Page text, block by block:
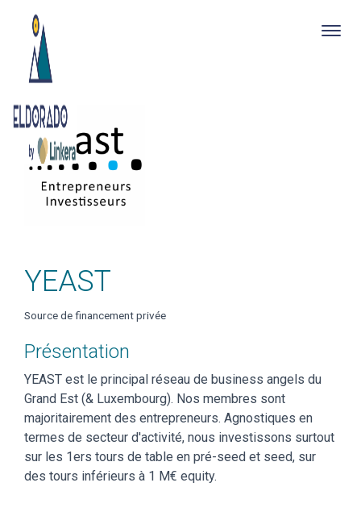
main
content
YEAST
Source de financement privée
Présentation
YEAST est le principal réseau de business angels du
Grand Est (& Luxembourg). Nos membres sont
majoritairement des entrepreneurs. Agnostiques en
termes de secteur d'activité, nous investissons surtout
sur les 1ers tours de table en pré-seed et seed, sur
des tours inférieurs à 1 M€ equity.